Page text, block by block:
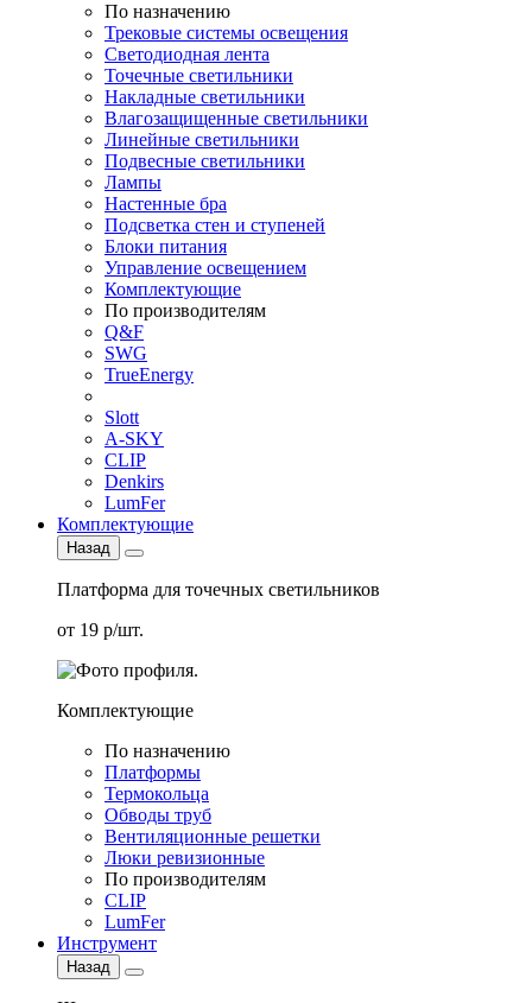
По назначению
Трековые системы освещения
Светодиодная лента
Точечные светильники
Накладные светильники
Влагозащищенные светильники
Линейные светильники
Подвесные светильники
Лампы
Настенные бра
Подсветка стен и ступеней
Блоки питания
Управление освещением
Комплектующие
По производителям
Q&F
SWG
TrueEnergy
Slott
A-SKY
CLIP
Denkirs
LumFer
Комплектующие
Назад
Платформа для точечных светильников
от 19 р/шт.
Комплектующие
По назначению
Платформы
Термокольца
Обводы труб
Вентиляционные решетки
Люки ревизионные
По производителям
CLIP
LumFer
Инструмент
Назад